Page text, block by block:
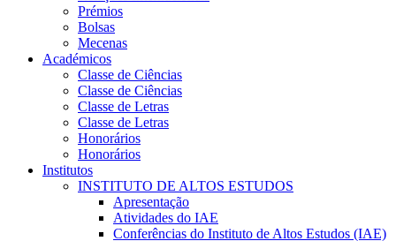
Prémios
Bolsas
Mecenas
Académicos
Classe de Ciências
Classe de Ciências
Classe de Letras
Classe de Letras
Honorários
Honorários
Institutos
INSTITUTO DE ALTOS ESTUDOS
Apresentação
Atividades do IAE
Conferências do Instituto de Altos Estudos (IAE)